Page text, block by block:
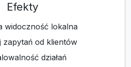
Efekty
widoczność lokalna
zapytań od klientów
działań